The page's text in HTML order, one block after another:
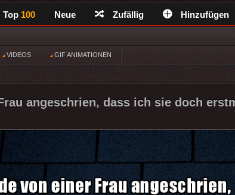
Top 100 Neue Zufällig Hinzufügen
VIDEOS GIF ANIMATIONEN
angeschrien, dass ich sie doch